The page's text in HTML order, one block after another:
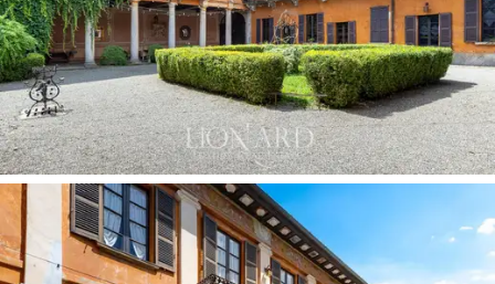
Viehättäväkiviportaikkojohtaaitalialaiseen
puutarhaan,joka on tämän kiinteistön todellinen helmi.
Täällä lumoavawisteria-puutarhaluo romanttisen ja
runollisen tunnelman, joka on ihanteellinen
hienostuneisiin seurusteluhetkiin.Vuosisatoja vanha
puisto,jota hoidetaan huolellisesti, paljastaa puhtaan
mietiskelyn nurkkauksia, joissa luonto ilmaisee itseään
elegantimmassa ja hienostuneimmassa muodossaan,
muuttaen jokaisen kävelyn aistielämykseksi.